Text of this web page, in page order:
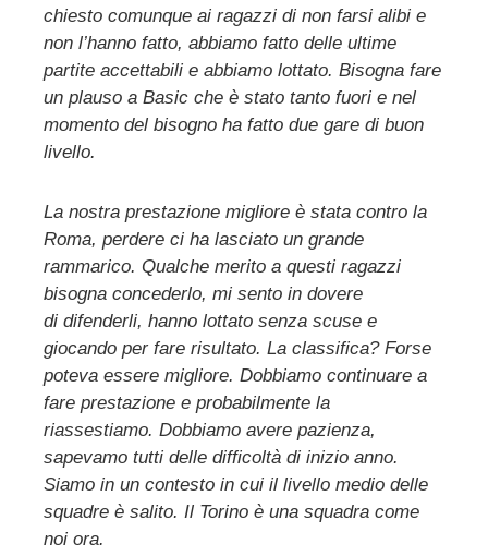
chiesto comunque ai ragazzi di non farsi alibi e
non l’hanno fatto, abbiamo fatto delle ultime
partite accettabili e abbiamo lottato. Bisogna fare
un plauso a Basic che è stato tanto fuori e nel
momento del bisogno ha fatto due gare di buon
livello.
La nostra prestazione migliore è stata contro la
Roma, perdere ci ha lasciato un grande
rammarico. Qualche merito a questi ragazzi
bisogna concederlo, mi sento in dovere
di difenderli, hanno lottato senza scuse e
giocando per fare risultato. La classifica? Forse
poteva essere migliore. Dobbiamo continuare a
fare prestazione e probabilmente la
riassestiamo. Dobbiamo avere pazienza,
sapevamo tutti delle difficoltà di inizio anno.
Siamo in un contesto in cui il livello medio delle
squadre è salito. Il Torino è una squadra come
noi ora.